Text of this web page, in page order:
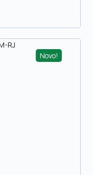
Novo!